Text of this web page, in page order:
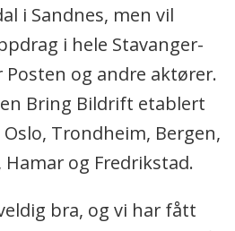
i Sandnes, men vil
i hele Stavanger-
og andre aktører.
Bring Bildrift etablert
Trondheim, Bergen,
og Fredrikstad.
bra, og vi har fått